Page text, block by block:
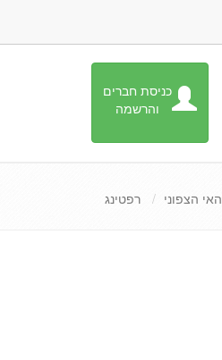
כניסת חברים
והרשמה
האי הצפוני רפטינג